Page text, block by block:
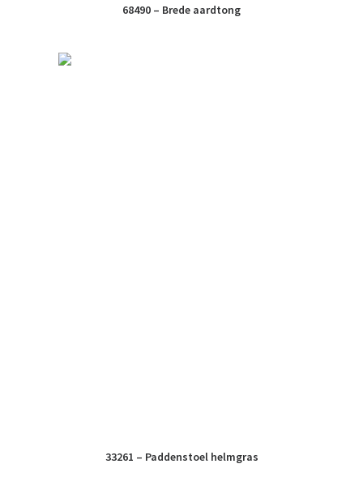
68490 – Brede aardtong
33261 – Paddenstoel helmgras